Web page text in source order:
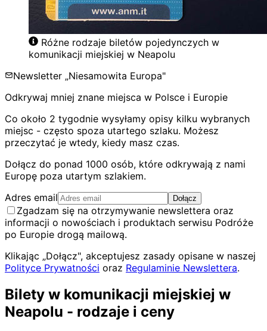
Różne rodzaje biletów pojedynczych w
komunikacji miejskiej w Neapolu
Newsletter „Niesamowita Europa"
Odkrywaj mniej znane miejsca w Polsce i Europie
Co około 2 tygodnie wysyłamy opisy kilku wybranych
miejsc - często spoza utartego szlaku. Możesz
przeczytać je wtedy, kiedy masz czas.
Dołącz do ponad 1000 osób, które odkrywają z nami
Europę poza utartym szlakiem.
Adres email
Dołącz
Zgadzam się na otrzymywanie newslettera oraz
informacji o nowościach i produktach serwisu Podróże
po Europie drogą mailową.
Klikając „Dołącz", akceptujesz zasady opisane w naszej
Polityce Prywatności oraz Regulaminie Newslettera.
Bilety w komunikacji miejskiej w
Neapolu - rodzaje i ceny